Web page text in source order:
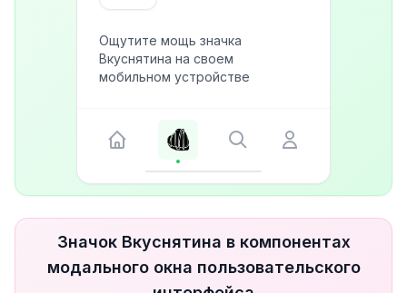
Ощутите мощь значка
Вкуснятина на своем
мобильном устройстве
Значок Вкуснятина в компонентах
модального окна пользовательского